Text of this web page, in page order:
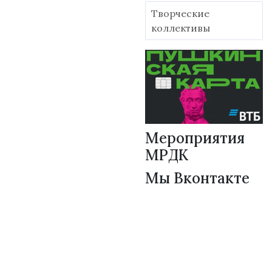
Творческие
коллективы
Мероприятия
МРДК
Мы Вконтакте